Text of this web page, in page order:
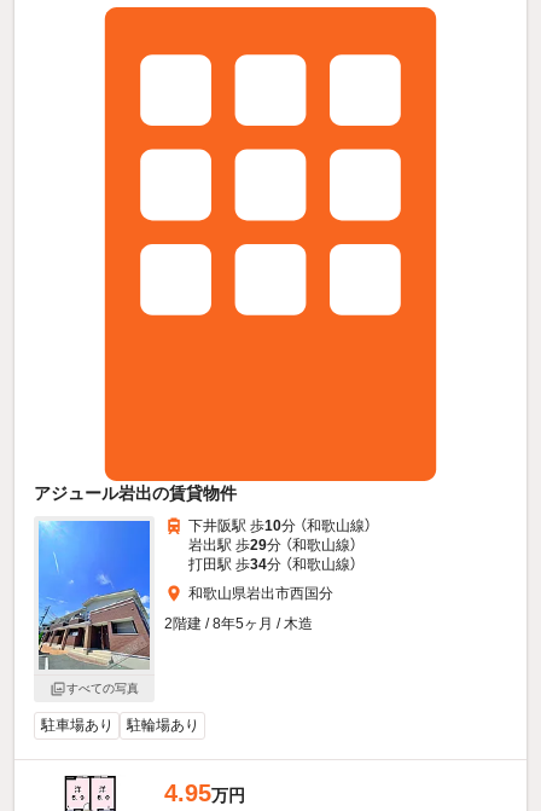
アジュール岩出の賃貸物件
すべての写真
下井阪駅 歩10分 （和歌山線）
岩出駅 歩29分 （和歌山線）
打田駅 歩34分 （和歌山線）
和歌山県岩出市西国分
2階建 / 8年5ヶ月 / 木造
駐車場あり 駐輪場あり
4.95万円